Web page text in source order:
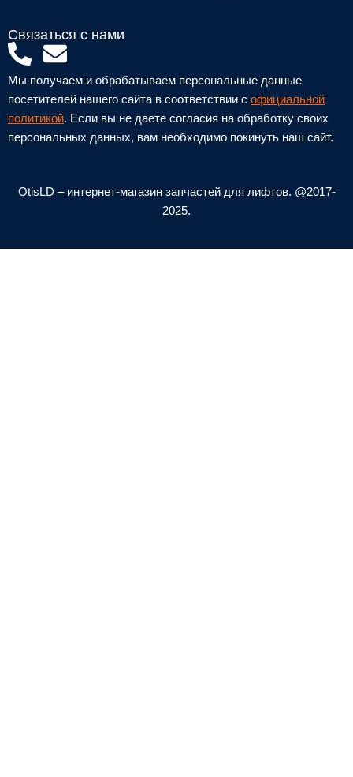
Связаться с нами
P
h
o
n
e
a
t
E
n
v
e
l
p
Мы получаем и обрабатываем персональные данные
посетителей нашего сайта в соответствии с официальной
политикой. Если вы не даете согласия на обработку своих
персональных данных, вам необходимо покинуть наш сайт.
OtisLD – интернет-магазин запчастей для лифтов. @2017-
2025.